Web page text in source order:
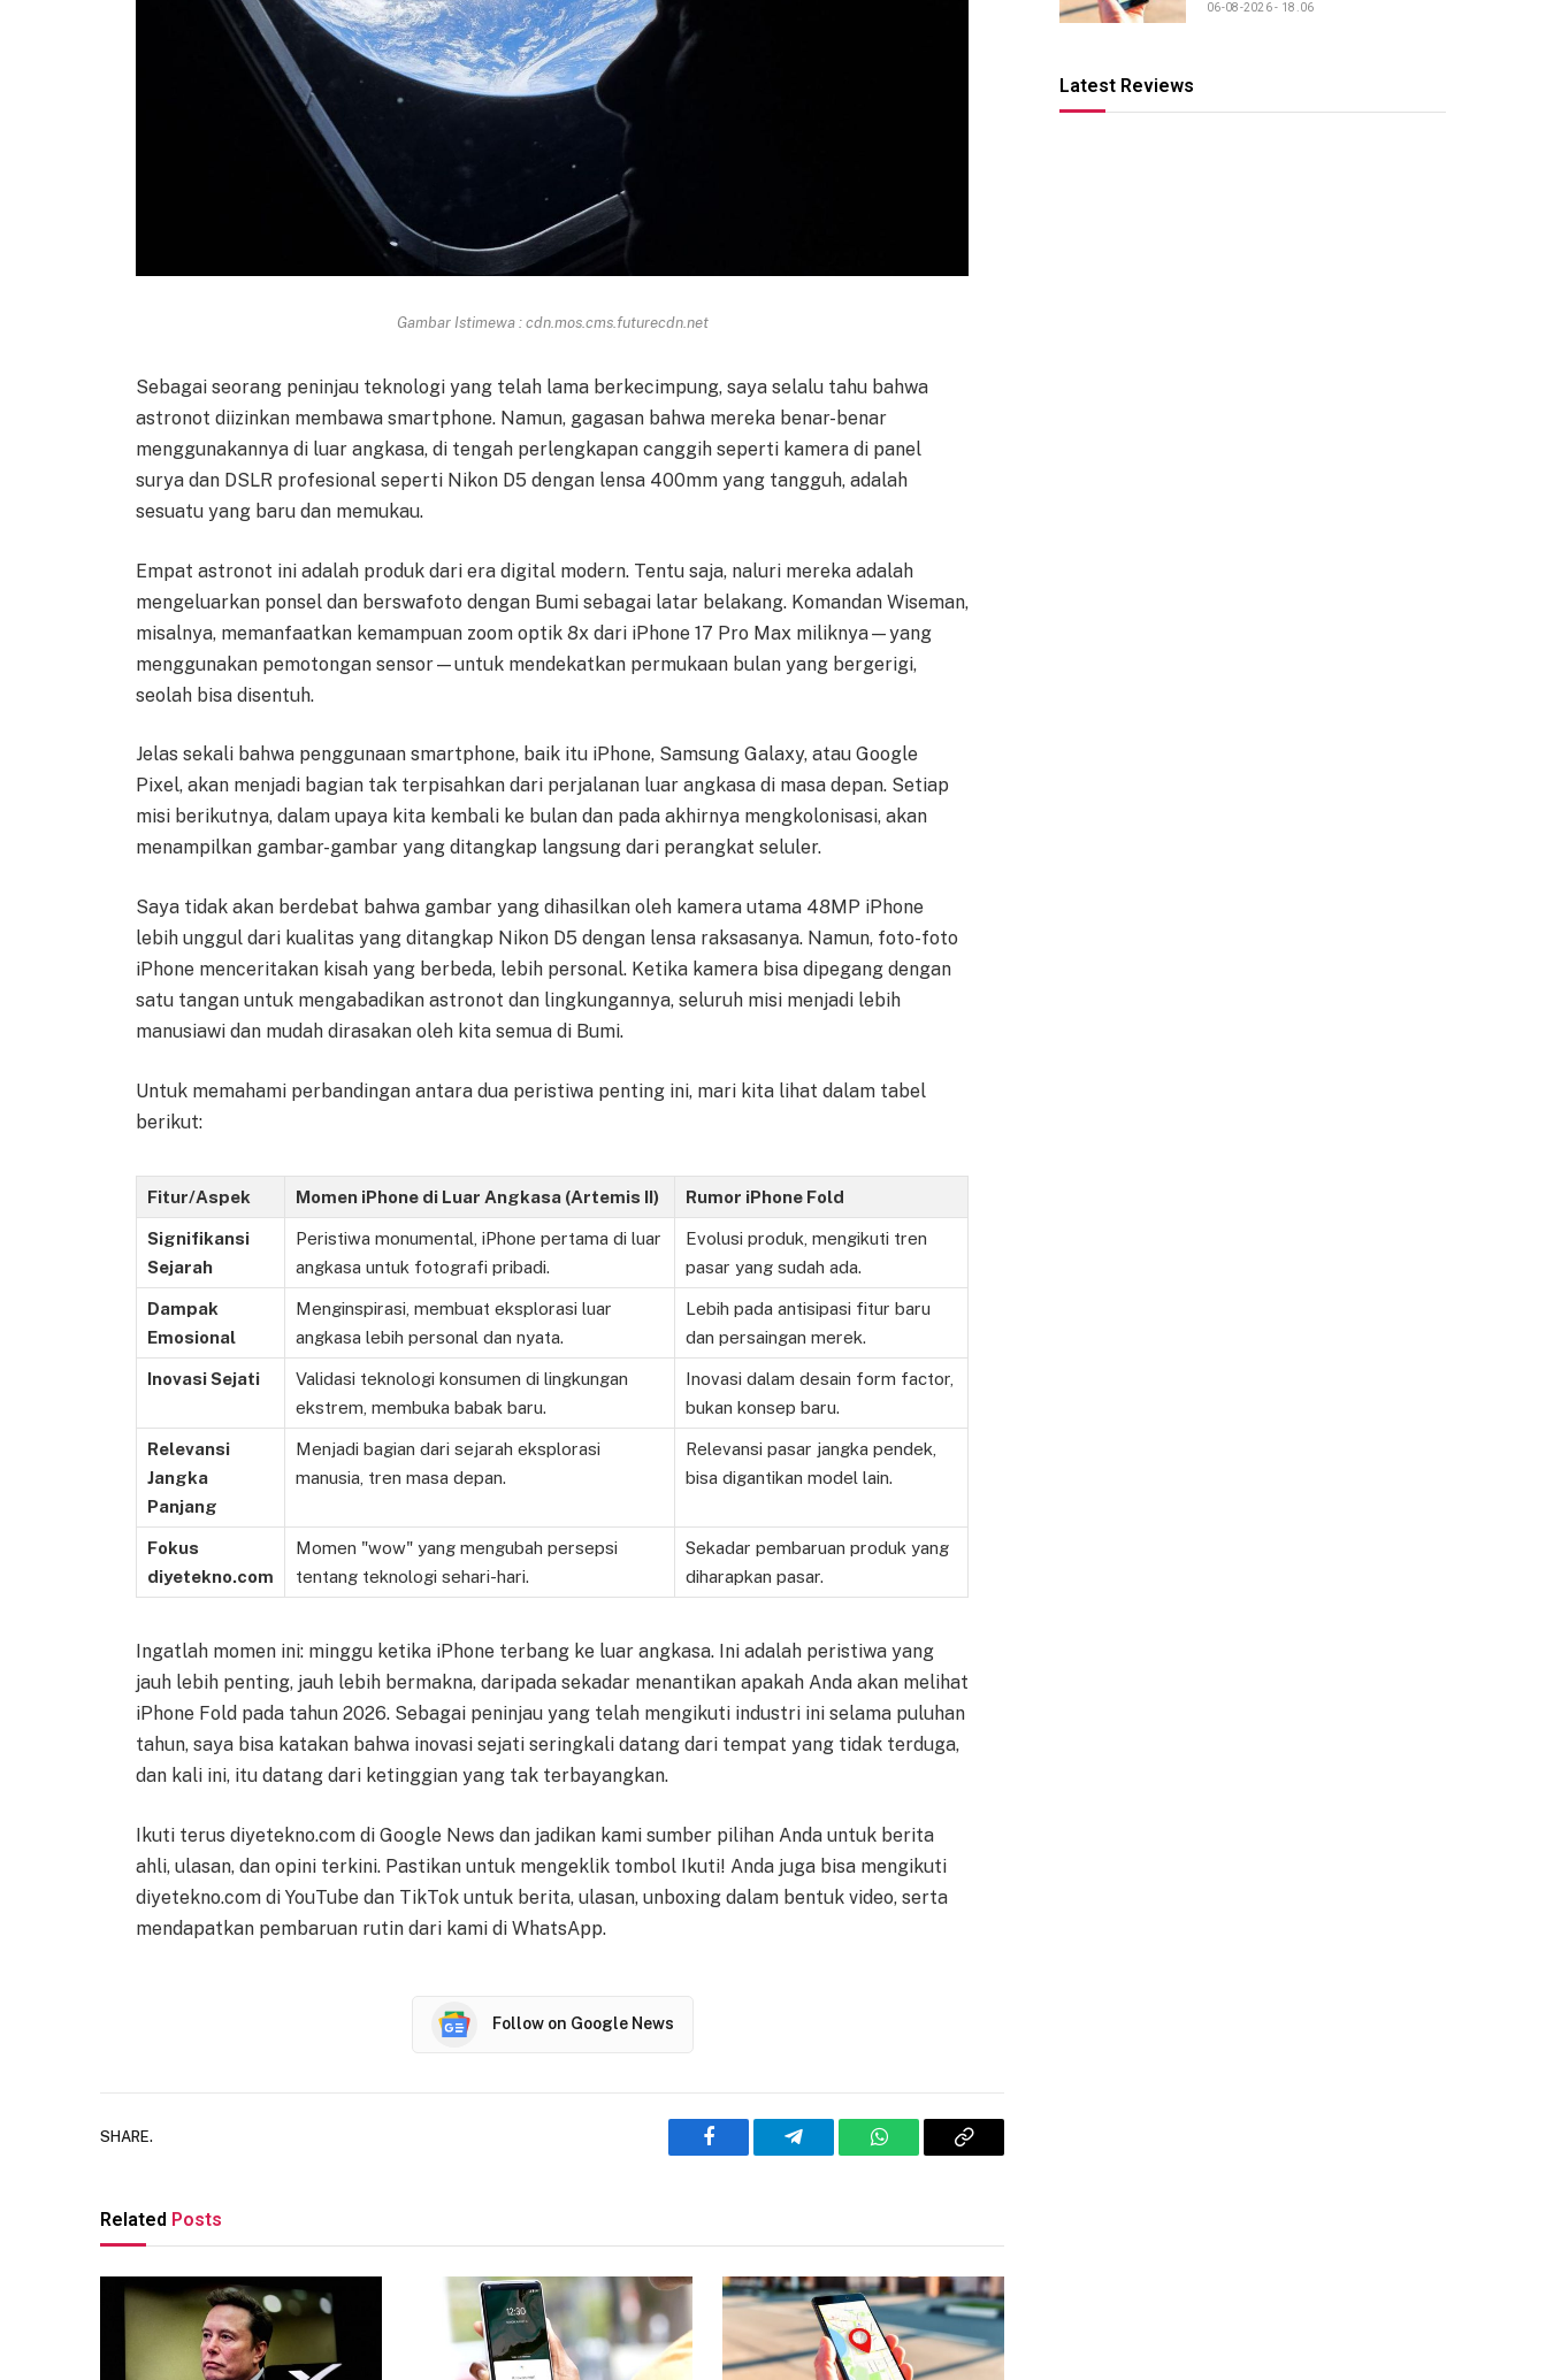
Gambar Istimewa : cdn.mos.cms.futurecdn.net
Sebagai seorang peninjau teknologi yang telah lama berkecimpung, saya selalu tahu bahwa
astronot diizinkan membawa smartphone. Namun, gagasan bahwa mereka benar-benar
menggunakannya di luar angkasa, di tengah perlengkapan canggih seperti kamera di panel
surya dan DSLR profesional seperti Nikon D5 dengan lensa 400mm yang tangguh, adalah
sesuatu yang baru dan memukau.
Empat astronot ini adalah produk dari era digital modern. Tentu saja, naluri mereka adalah
mengeluarkan ponsel dan berswafoto dengan Bumi sebagai latar belakang. Komandan Wiseman,
misalnya, memanfaatkan kemampuan zoom optik 8x dari iPhone 17 Pro Max miliknya—yang
menggunakan pemotongan sensor—untuk mendekatkan permukaan bulan yang bergerigi,
seolah bisa disentuh.
Jelas sekali bahwa penggunaan smartphone, baik itu iPhone, Samsung Galaxy, atau Google
Pixel, akan menjadi bagian tak terpisahkan dari perjalanan luar angkasa di masa depan. Setiap
misi berikutnya, dalam upaya kita kembali ke bulan dan pada akhirnya mengkolonisasi, akan
menampilkan gambar-gambar yang ditangkap langsung dari perangkat seluler.
Saya tidak akan berdebat bahwa gambar yang dihasilkan oleh kamera utama 48MP iPhone
lebih unggul dari kualitas yang ditangkap Nikon D5 dengan lensa raksasanya. Namun, foto-foto
iPhone menceritakan kisah yang berbeda, lebih personal. Ketika kamera bisa dipegang dengan
satu tangan untuk mengabadikan astronot dan lingkungannya, seluruh misi menjadi lebih
manusiawi dan mudah dirasakan oleh kita semua di Bumi.
Untuk memahami perbandingan antara dua peristiwa penting ini, mari kita lihat dalam tabel
berikut:
Fitur/Aspek Momen iPhone di Luar Angkasa (Artemis II) Rumor iPhone Fold
Signifikansi
Sejarah
Peristiwa monumental, iPhone pertama di luar
angkasa untuk fotografi pribadi.
Evolusi produk, mengikuti tren
pasar yang sudah ada.
Dampak
Emosional
Menginspirasi, membuat eksplorasi luar
angkasa lebih personal dan nyata.
Lebih pada antisipasi fitur baru
dan persaingan merek.
Inovasi Sejati
Validasi teknologi konsumen di lingkungan
ekstrem, membuka babak baru.
Inovasi dalam desain form factor,
bukan konsep baru.
Relevansi
Jangka
Panjang
Menjadi bagian dari sejarah eksplorasi
manusia, tren masa depan.
Relevansi pasar jangka pendek,
bisa digantikan model lain.
Fokus
diyetekno.com
Momen "wow" yang mengubah persepsi
tentang teknologi sehari-hari.
Sekadar pembaruan produk yang
diharapkan pasar.
Ingatlah momen ini: minggu ketika iPhone terbang ke luar angkasa. Ini adalah peristiwa yang
jauh lebih penting, jauh lebih bermakna, daripada sekadar menantikan apakah Anda akan melihat
iPhone Fold pada tahun 2026. Sebagai peninjau yang telah mengikuti industri ini selama puluhan
tahun, saya bisa katakan bahwa inovasi sejati seringkali datang dari tempat yang tidak terduga,
dan kali ini, itu datang dari ketinggian yang tak terbayangkan.
Ikuti terus diyetekno.com di Google News dan jadikan kami sumber pilihan Anda untuk berita
ahli, ulasan, dan opini terkini. Pastikan untuk mengeklik tombol Ikuti! Anda juga bisa mengikuti
diyetekno.com di YouTube dan TikTok untuk berita, ulasan, unboxing dalam bentuk video, serta
mendapatkan pembaruan rutin dari kami di WhatsApp.
Follow on Google News
SHARE.
Facebook Telegram WhatsAppCopy
Related Posts
06-08-2026 - 18.06
Latest Reviews